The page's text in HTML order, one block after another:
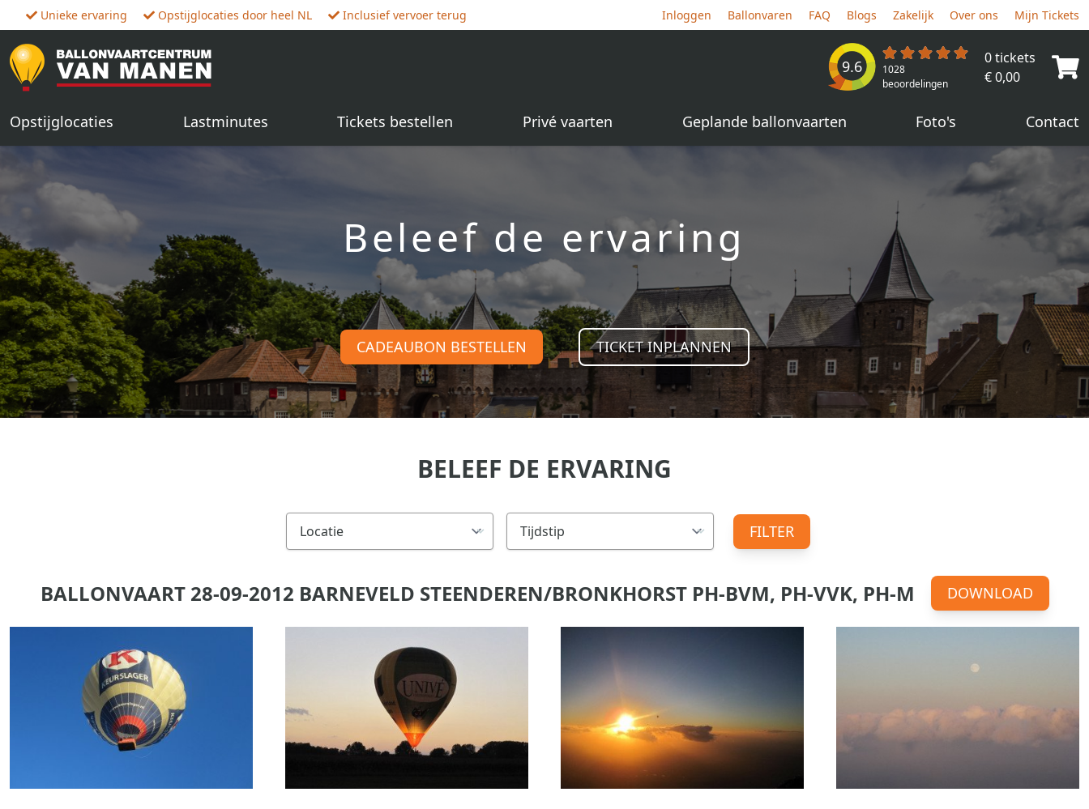
Unieke ervaring Opstijglocaties door heel NL Inclusief vervoer terug Inloggen Ballonvaren FAQ Blogs Zakelijk Over ons Mijn Tickets
9.6
1028
beoordelingen
0 tickets
€ 0,00
Opstijglocaties Lastminutes Tickets bestellen Privé vaarten Geplande ballonvaarten Foto's Contact
Beleef de ervaring
CADEAUBON BESTELLEN TICKET INPLANNEN
BELEEF DE ERVARING
FILTER
BALLONVAART 28-09-2012 BARNEVELD STEENDEREN/BRONKHORST PH-BVM, PH-VVK, PH-M DOWNLOAD